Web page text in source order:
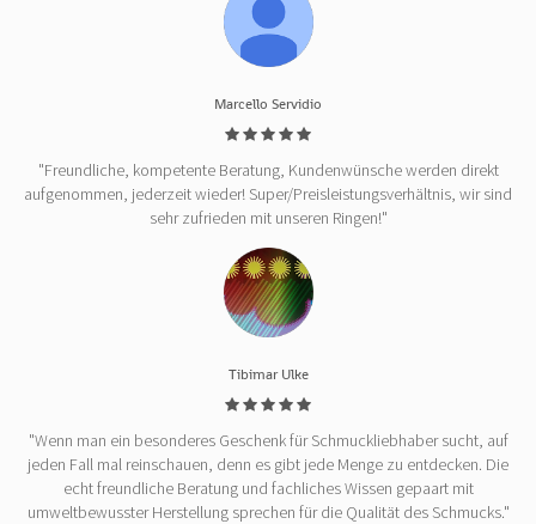
Marcello Servidio
"Freundliche, kompetente Beratung, Kundenwünsche werden direkt
aufgenommen, jederzeit wieder! Super/Preisleistungsverhältnis, wir sind
sehr zufrieden mit unseren Ringen!"
Tibimar Ulke
"Wenn man ein besonderes Geschenk für Schmuckliebhaber sucht, auf
jeden Fall mal reinschauen, denn es gibt jede Menge zu entdecken. Die
echt freundliche Beratung und fachliches Wissen gepaart mit
umweltbewusster Herstellung sprechen für die Qualität des Schmucks."